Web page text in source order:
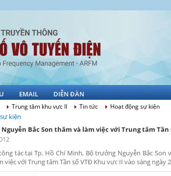
EMAIL
DIỄN ĐÀN
Trung tâm khu vực II Tin tức Hoạt động sự kiện
kiện
Bắc Son thăm và làm việc với Trung tâm Tần
tác tại Tp. Hồ Chí Minh, Bộ trưởng Nguyễn Bắc
việc với Trung tâm Tần số VTĐ Khu vực II vào sáng ngày